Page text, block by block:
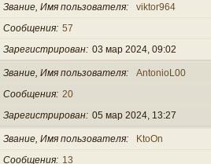
Звание, Имя пользователя
viktor964
Сообщения 57
Зарегистрирован 03 мар 2024, 09:02
Звание, Имя пользователя
AntonioL00
Сообщения 20
Зарегистрирован 05 мар 2024, 13:27
Звание, Имя пользователя
KtoOn
Сообщения
13